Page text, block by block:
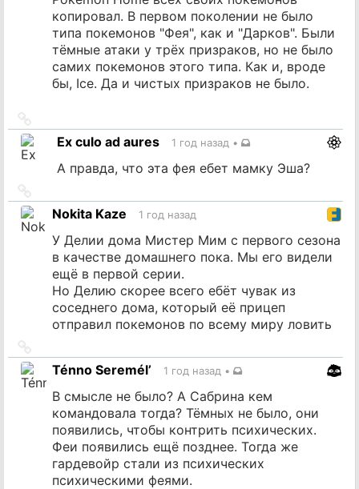
копировал. В первом поколении не было
типа покемонов "Фея", как и "Дарков". Были
тёмные атаки у трёх призраков, но не было
самих покемонов этого типа. Как и, вроде
бы, Ice. Да и чистых призраков не было.
на
источникEx culo ad aures 1 год назад •
А правда, что эта фея ебет мамку Эша?
на
источник
Nokita Kaze 1 год назад
У Делии дома Мистер Мим с первого сезона
в качестве домашнего пока. Мы его видели
ещё в первой серии.
Но Делию скорее всего ебёт чувак из
соседнего дома, который её прицеп
отправил покемонов по всему миру ловить
на
источник
Ténno Seremél’ 1 год назад •
В смысле не было? А Сабрина кем
командовала тогда? Тёмных не было, они
появились, чтобы контрить психических.
Феи появились ещё позднее. Тогда же
гардевойр стали из психических
психическими феями.